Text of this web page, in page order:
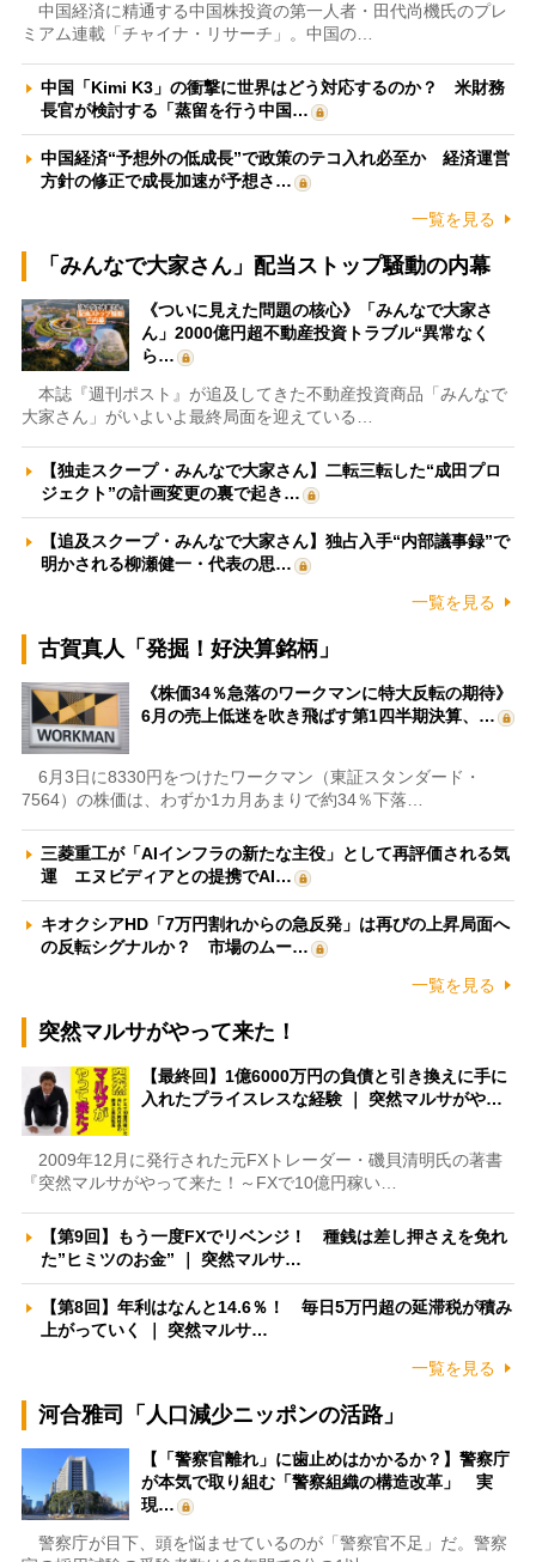
中国経済に精通する中国株投資の第一人者・田代尚機氏のプレ
ミアム連載「チャイナ・リサーチ」。中国の…
中国「Kimi K3」の衝撃に世界はどう対応するのか？ 米財務
長官が検討する「蒸留を行う中国…
中国経済“予想外の低成長”で政策のテコ入れ必至か 経済運営
方針の修正で成長加速が予想さ…
一覧を見る
「みんなで大家さん」配当ストップ騒動の内幕
《ついに見えた問題の核心》「みんなで大家さ
ん」2000億円超不動産投資トラブル“異常なく
ら…
本誌『週刊ポスト』が追及してきた不動産投資商品「みんなで
大家さん」がいよいよ最終局面を迎えている…
【独走スクープ・みんなで大家さん】二転三転した“成田プロ
ジェクト”の計画変更の裏で起き…
【追及スクープ・みんなで大家さん】独占入手“内部議事録”で
明かされる柳瀬健一・代表の思…
一覧を見る
古賀真人「発掘！好決算銘柄」
《株価34％急落のワークマンに特大反転の期待》
6月の売上低迷を吹き飛ばす第1四半期決算、…
6月3日に8330円をつけたワークマン（東証スタンダード・
7564）の株価は、わずか1カ月あまりで約34％下落…
三菱重工が「AIインフラの新たな主役」として再評価される気
運 エヌビディアとの提携でAI…
キオクシアHD「7万円割れからの急反発」は再びの上昇局面へ
の反転シグナルか？ 市場のムー…
一覧を見る
突然マルサがやって来た！
【最終回】1億6000万円の負債と引き換えに手に
入れたプライスレスな経験 ｜ 突然マルサがや…
2009年12月に発行された元FXトレーダー・磯貝清明氏の著書
『突然マルサがやって来た！～FXで10億円稼い…
【第9回】もう一度FXでリベンジ！ 種銭は差し押さえを免れ
た”ヒミツのお金” ｜ 突然マルサ…
【第8回】年利はなんと14.6％！ 毎日5万円超の延滞税が積み
上がっていく ｜ 突然マルサ…
一覧を見る
河合雅司「人口減少ニッポンの活路」
【「警察官離れ」に歯止めはかかるか？】警察庁
が本気で取り組む「警察組織の構造改革」 実
現…
警察庁が目下、頭を悩ませているのが「警察官不足」だ。警察